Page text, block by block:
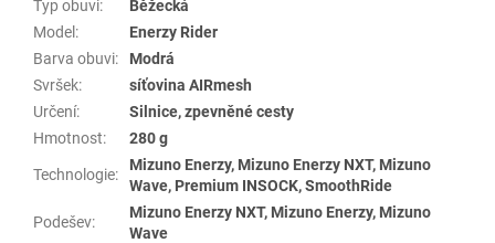
Typ obuvi:
Běžecká
Model :
Enerzy Rider
Barva obuvi:
Modrá
Svršek:
síťovina AIRmesh
Určení:
Silnice, zpevněné cesty
Hmotnost: 280 g
Technologie:
Mizuno Enerzy, Mizuno Enerzy NXT, Mizuno
Wave, Premium INSOCK, SmoothRide
Podešev:
Mizuno Enerzy NXT, Mizuno Enerzy, Mizuno
Wave